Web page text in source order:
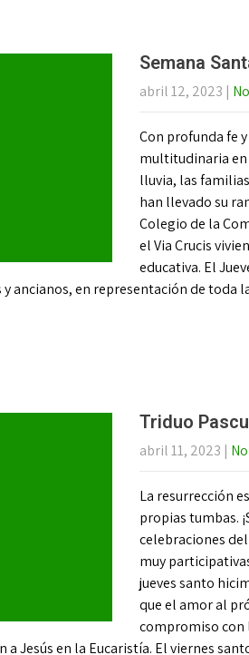
Semana
abril 12, 2023 |
Con profunda fe
multitudinaria en
lluvia, las
han llevado su
Colegio de la
el Via Crucis
educativa. El
ancianos, en representación de
Triduo
abril 11, 2023 |
La resurrección
propias tumbas.
celebraciones
muy
jueves santo
que el amor al
compromiso con
Jesús en la Eucaristía. El viernes